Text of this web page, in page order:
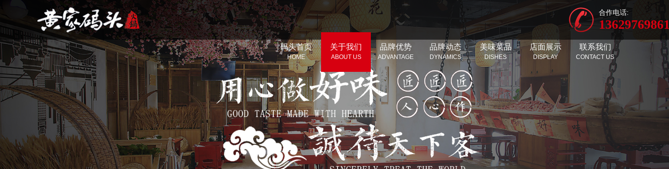
合作电话:
码头首页
HOME
关于我们
ABOUT US
公司简介
品牌介绍
资质荣誉
品牌故事
企业文化
品牌优势
ADVANTAGE
竞争优势
品牌优势
品牌动态
DYNAMICS
公司新闻
行业动态
美味菜品
DISHES
特色荤菜类
特色素菜类
特色小吃类
码头招牌菜
店面展示
DISPLAY
店面环境
店面物品
联系我们
CONTACT US